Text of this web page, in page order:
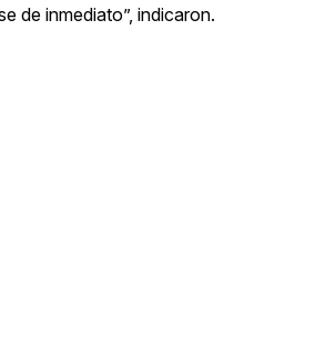
de inmediato”, indicaron.